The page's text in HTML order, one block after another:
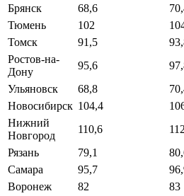
Брянск
68,6
Тюмень
102
Томск
91,5
Ростов-на-
Дону
95,6
Ульяновск
68,8
Новосибирск 104,4
Нижний
Новгород
110,6
Рязань
79,1
Самара
95,7
Воронеж
82 83